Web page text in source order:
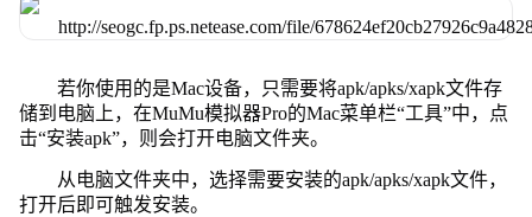
若你使用的是Mac设备，只需要将apk/apks/xapk文件存
储到电脑上，在MuMu模拟器Pro的Mac菜单栏“工具”中，点
击“安装apk”，则会打开电脑文件夹。
从电脑文件夹中，选择需要安装的apk/apks/xapk文件，
打开后即可触发安装。